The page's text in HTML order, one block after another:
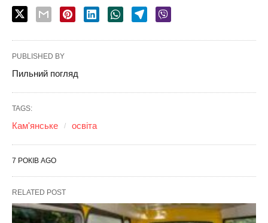
PUBLISHED BY
Пильний погляд
TAGS:
Кам'янське освіта
7 РОКІВ AGO
RELATED POST